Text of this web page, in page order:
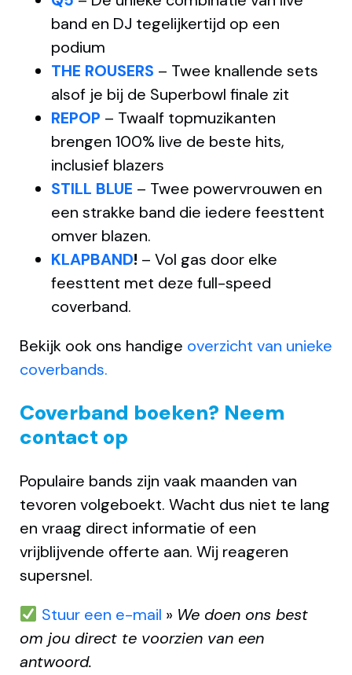
band en DJ tegelijkertijd op een
podium
THE ROUSERS – Twee knallende sets
alsof je bij de Superbowl finale zit
REPOP – Twaalf topmuzikanten
brengen 100% live de beste hits,
inclusief blazers
STILL BLUE – Twee powervrouwen en
een strakke band die iedere feesttent
omver blazen.
KLAPBAND! – Vol gas door elke
feesttent met deze full-speed
coverband.
Bekijk ook ons handige overzicht van unieke
coverbands.
Coverband boeken? Neem
contact op
Populaire bands zijn vaak maanden van
tevoren volgeboekt. Wacht dus niet te lang
en vraag direct informatie of een
vrijblijvende offerte aan. Wij reageren
supersnel.
Stuur een e-mail » We doen ons best
om jou direct te voorzien van een
antwoord.